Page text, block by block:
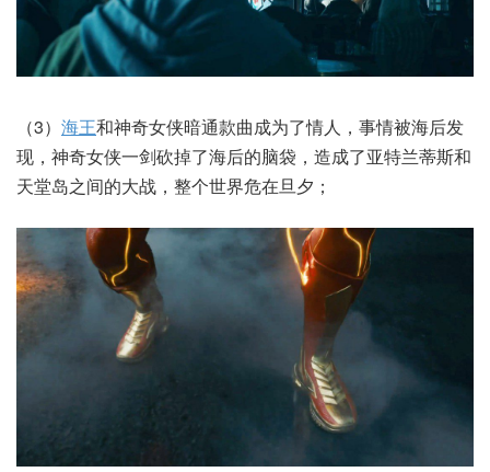
（3） 海王和神奇女侠暗通款曲成为了情人，事情被海后发
现，神奇女侠一剑砍掉了海后的脑袋，造成了亚特兰蒂斯和
天堂岛之间的大战，整个世界危在旦夕；